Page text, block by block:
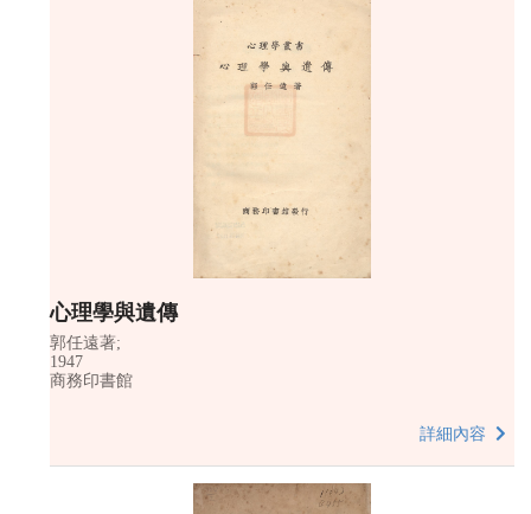
心理學與遺傳
郭任遠著;
1947
商務印書館
詳細內容